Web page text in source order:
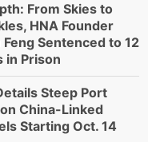
From Skies to
HNA Founder
Feng Sentenced to 12
in Prison
Steep Port
China-Linked
Starting Oct. 14